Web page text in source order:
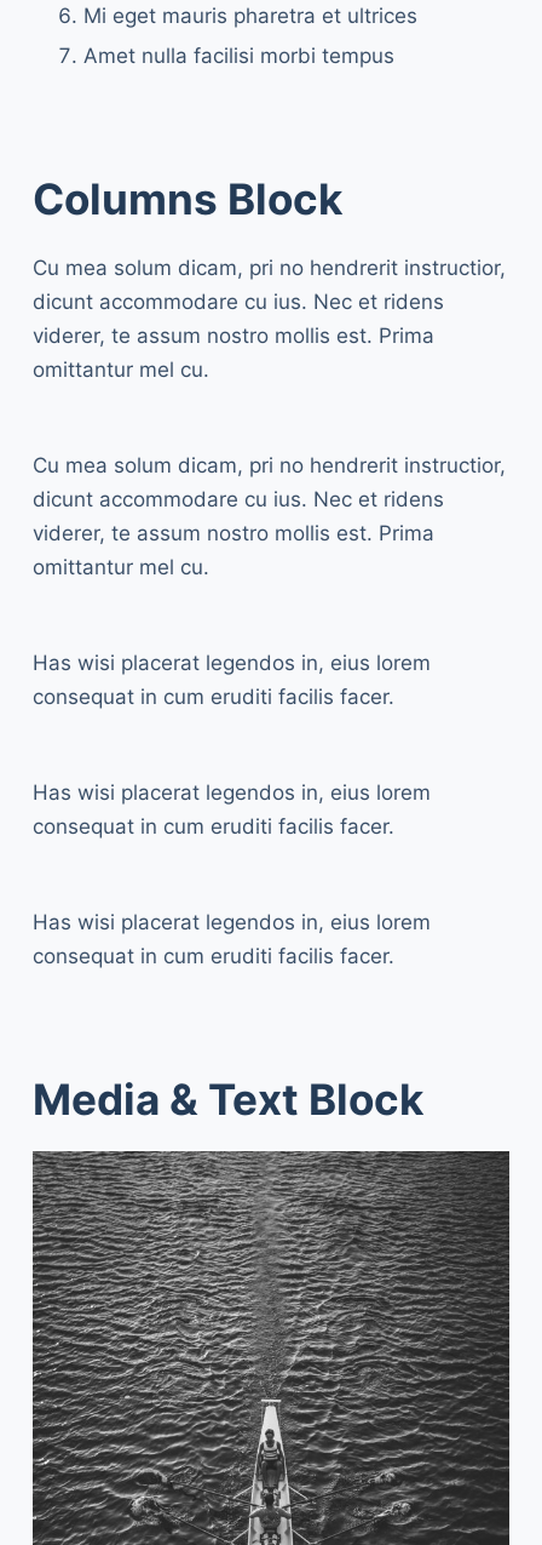
Mi eget mauris pharetra et ultrices
Amet nulla facilisi morbi tempus
Columns Block
Cu mea solum dicam, pri no hendrerit instructior,
dicunt accommodare cu ius. Nec et ridens
viderer, te assum nostro mollis est. Prima
omittantur mel cu.
Cu mea solum dicam, pri no hendrerit instructior,
dicunt accommodare cu ius. Nec et ridens
viderer, te assum nostro mollis est. Prima
omittantur mel cu.
Has wisi placerat legendos in, eius lorem
consequat in cum eruditi facilis facer.
Has wisi placerat legendos in, eius lorem
consequat in cum eruditi facilis facer.
Has wisi placerat legendos in, eius lorem
consequat in cum eruditi facilis facer.
Media & Text Block